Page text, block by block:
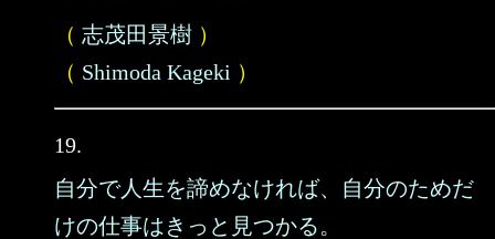
（ 志茂田景樹 ）
（ Shimoda Kageki ）
19.
自分で人生を諦めなければ、自分のためだ
けの仕事はきっと見つかる。